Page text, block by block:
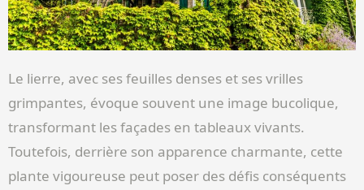
Le lierre, avec ses feuilles denses et ses vrilles
grimpantes, évoque souvent une image bucolique,
transformant les façades en tableaux vivants.
Toutefois, derrière son apparence charmante, cette
plante vigoureuse peut poser des défis conséquents